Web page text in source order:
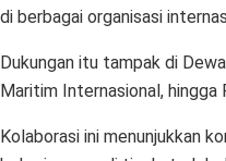
di berbagai organisasi
Dukungan itu tampak di
Maritim Internasional, hingga
Kolaborasi ini menunjukkan